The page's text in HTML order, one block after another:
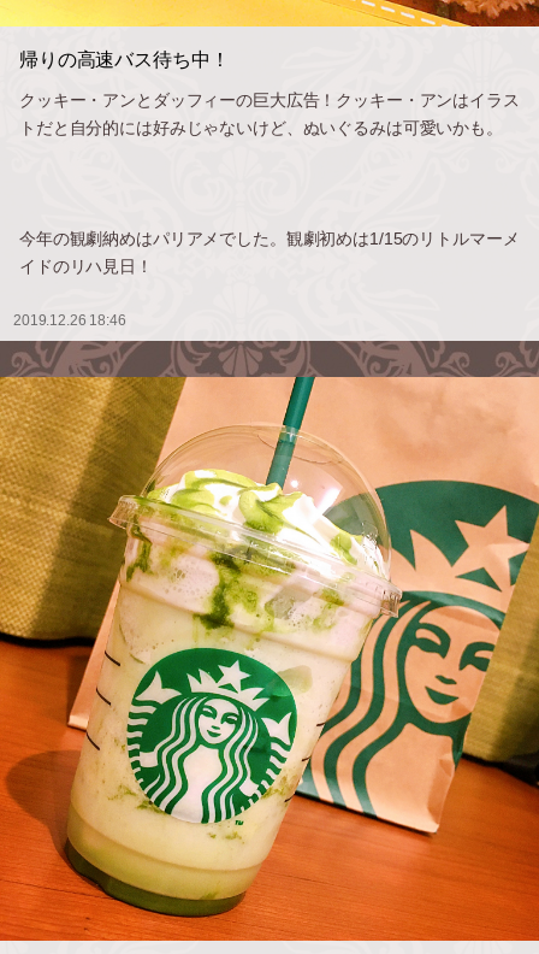
帰りの高速バス待ち中！
クッキー・アンとダッフィーの巨大広告！クッキー・アンはイラス
トだと自分的には好みじゃないけど、ぬいぐるみは可愛いかも。
今年の観劇納めはパリアメでした。観劇初めは1/15のリトルマーメ
イドのリハ見日！
2019.12.26 18:46